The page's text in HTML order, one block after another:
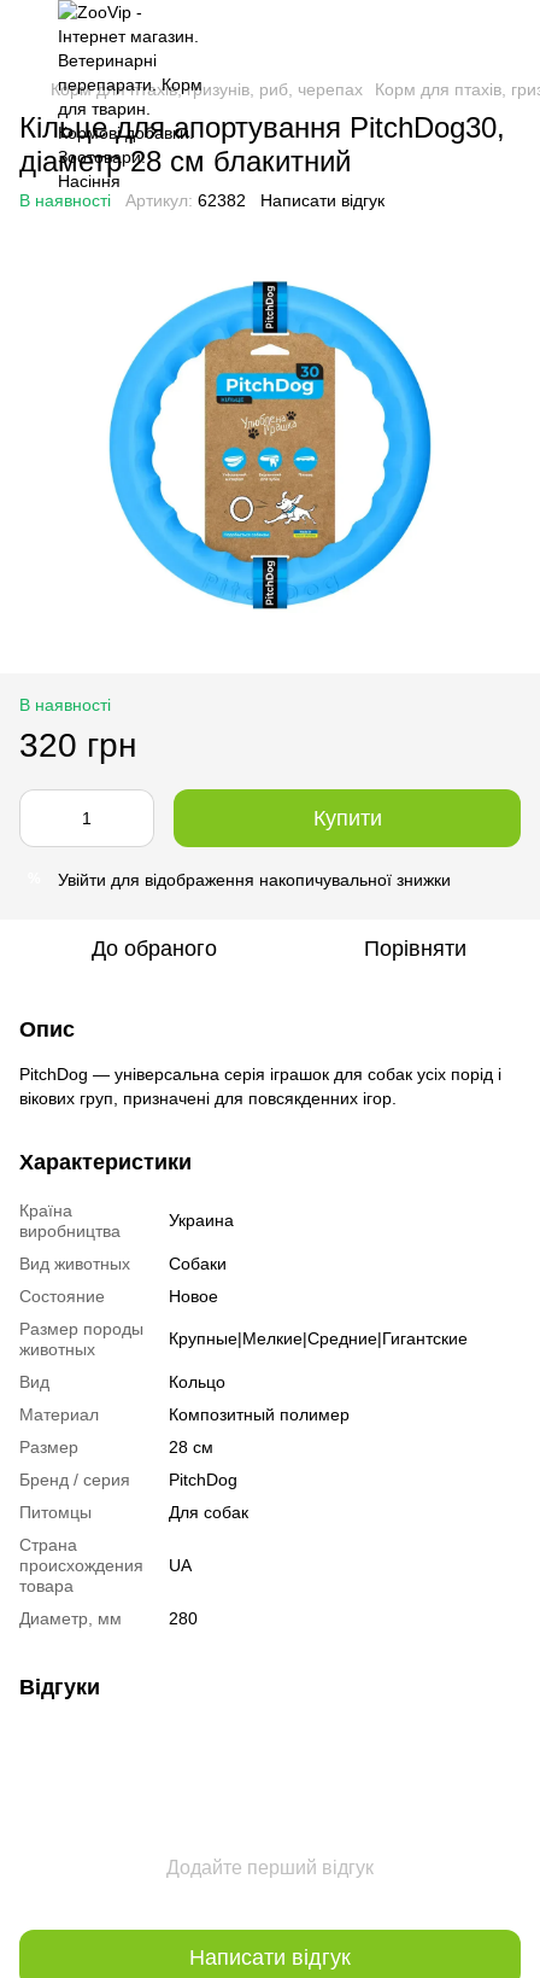
Корм для птахів, гризунів, риб, черепах Корм для птахів,
Кільце для апортування PitchDog30,
діаметр 28 см блакитний
В наявності Артикул: 62382 Написати відгук
В наявності
320 грн
Купити
Увійти для відображення накопичувальної знижки
До обраного Порівняти
Опис
PitchDog — універсальна серія іграшок для собак усіх порід і
вікових груп, призначені для повсякденних ігор.
Характеристики
Країна
виробництва
Украина
Вид животных
Собаки
Состояние
Новое
Размер породы
животных
Крупные|Мелкие|Средние|Гигантские
Вид
Кольцо
Материал
Композитный полимер
Размер
28 см
Бренд / серия
PitchDog
Питомцы
Для собак
Страна
происхождения
товара
UA
Диаметр, мм 280
Відгуки
Додайте перший відгук
Написати відгук